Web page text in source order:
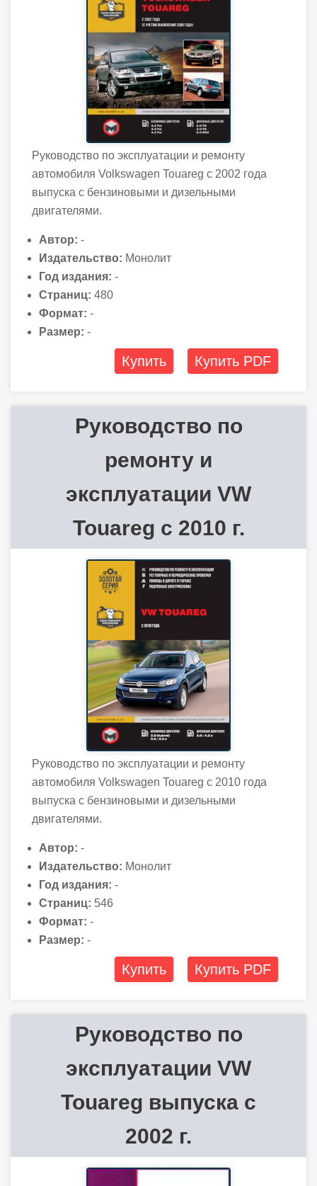
Руководство по эксплуатации и ремонту
автомобиля Volkswagen Touareg с 2002 года
выпуска с бензиновыми и дизельными
двигателями.
Автор: -
Издательство: Монолит
Год издания: -
Страниц: 480
Формат: -
Размер: -
Купить PDF
Купить
Руководство по
ремонту и
эксплуатации VW
Touareg с 2010 г.
Руководство по эксплуатации и ремонту
автомобиля Volkswagen Touareg с 2010 года
выпуска с бензиновыми и дизельными
двигателями.
Автор: -
Издательство: Монолит
Год издания: -
Страниц: 546
Формат: -
Размер: -
Купить PDF
Купить
Руководство по
эксплуатации VW
Touareg выпуска с
2002 г.